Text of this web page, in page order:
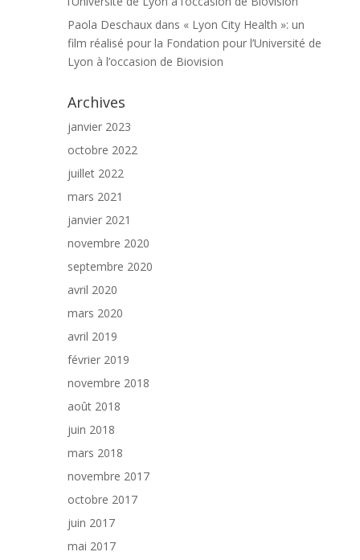
Paola Deschaux dans « Lyon City Health »: un
film réalisé pour la Fondation pour l’Université de
Lyon à l’occasion de Biovision
Archives
janvier 2023
octobre 2022
juillet 2022
mars 2021
janvier 2021
novembre 2020
septembre 2020
avril 2020
mars 2020
avril 2019
février 2019
novembre 2018
août 2018
juin 2018
mars 2018
novembre 2017
octobre 2017
juin 2017
mai 2017